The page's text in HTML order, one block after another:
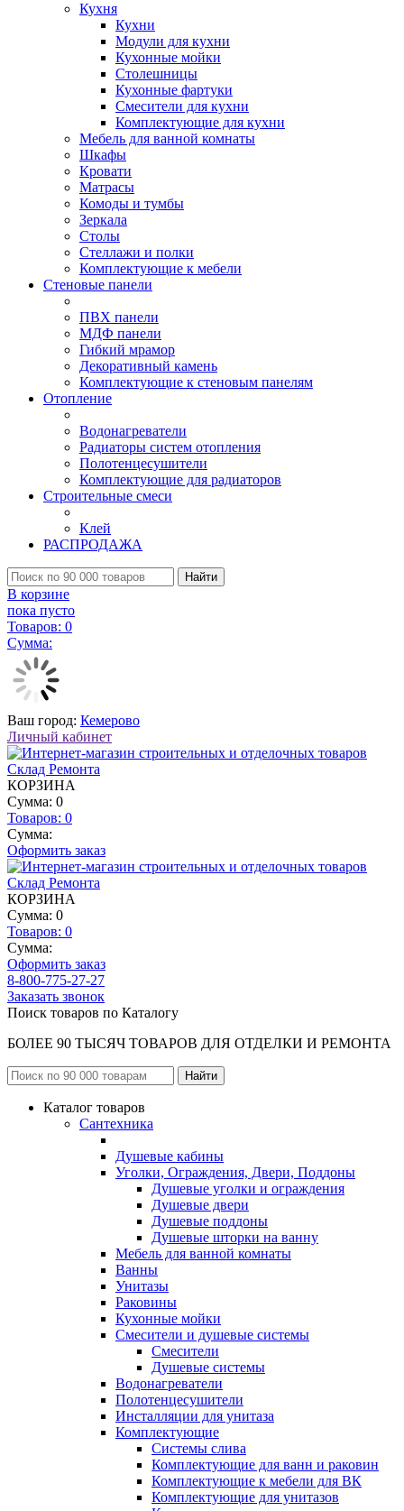
Кухня
Кухни
Модули для кухни
Кухонные мойки
Столешницы
Кухонные фартуки
Смесители для кухни
Комплектующие для кухни
Мебель для ванной комнаты
Шкафы
Кровати
Матрасы
Комоды и тумбы
Зеркала
Столы
Стеллажи и полки
Комплектующие к мебели
Стеновые панели
ПВХ панели
МДФ панели
Гибкий мрамор
Декоративный камень
Комплектующие к стеновым панелям
Отопление
Водонагреватели
Радиаторы систем отопления
Полотенцесушители
Комплектующие для радиаторов
Строительные смеси
Клей
РАСПРОДАЖА
Найти
В корзине
пока пусто
Товаров: 0
Сумма:
Ваш город: Кемерово
Личный кабинет
КОРЗИНА
Сумма: 0
Товаров: 0
Сумма:
Оформить заказ
КОРЗИНА
Сумма: 0
Товаров: 0
Сумма:
Оформить заказ
8-800-775-27-27
Заказать звонок
Поиск товаров по Каталогу
БОЛЕЕ 90 ТЫСЯЧ ТОВАРОВ ДЛЯ ОТДЕЛКИ И РЕМОНТА
Каталог товаров
Сантехника
Душевые кабины
Уголки, Ограждения, Двери, Поддоны
Душевые уголки и ограждения
Душевые двери
Душевые поддоны
Душевые шторки на ванну
Мебель для ванной комнаты
Ванны
Унитазы
Раковины
Кухонные мойки
Смесители и душевые системы
Смесители
Душевые системы
Водонагреватели
Полотенцесушители
Инсталляции для унитаза
Комплектующие
Системы слива
Комплектующие для ванн и раковин
Комплектующие к мебели для ВК
Комплектующие для унитазов